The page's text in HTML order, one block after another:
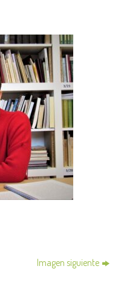
Imagen siguiente